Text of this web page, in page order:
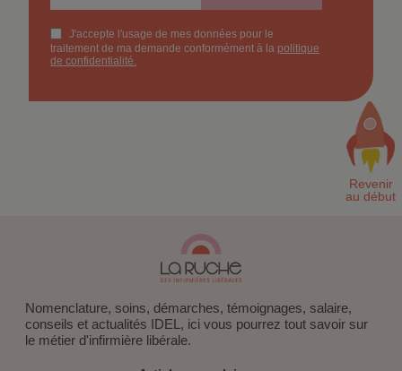
Nomenclature, soins, démarches, témoignages, salaire,
conseils et actualités IDEL, ici vous pourrez tout savoir sur
le métier d'infirmière libérale.